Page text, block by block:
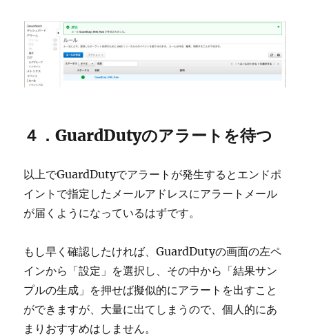
４．GuardDutyのアラートを待つ
以上でGuardDutyでアラートが発生するとエンドポ
イントで指定したメールアドレスにアラートメール
が届くようになっているはずです。
もし早く確認したければ、GuardDutyの画面の左ペ
インから「設定」を選択し、その中から「結果サン
プルの生成」を押せば擬似的にアラートを出すこと
ができますが、大量に出てしまうので、個人的にあ
まりおすすめはしません。